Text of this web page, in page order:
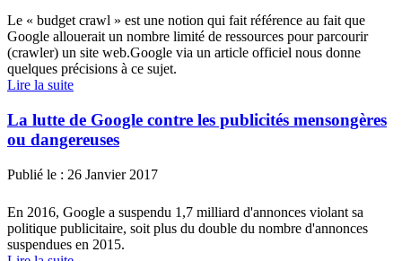
Le « budget crawl » est une notion qui fait référence au fait que
Google allouerait un nombre limité de ressources pour parcourir
(crawler) un site web.Google via un article officiel nous donne
quelques précisions à ce sujet.
Lire la suite
La lutte de Google contre les publicités mensongères
ou dangereuses
Publié le : 26 Janvier 2017
En 2016, Google a suspendu 1,7 milliard d'annonces violant sa
politique publicitaire, soit plus du double du nombre d'annonces
suspendues en 2015.